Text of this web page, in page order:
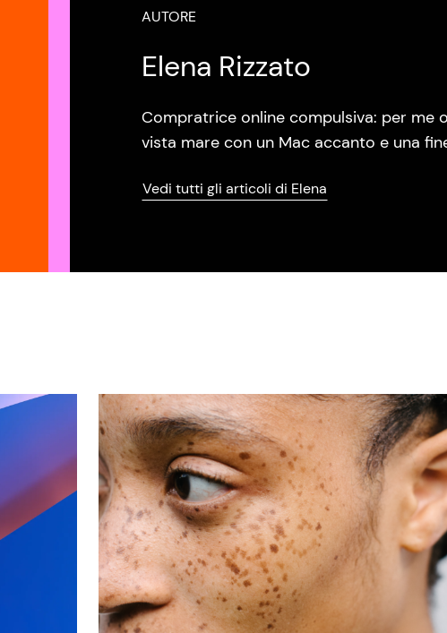
AUTORE
Elena Rizzato
Compratrice online compulsiva: per me
vista mare con un Mac accanto e una
Vedi tutti gli articoli di Elena